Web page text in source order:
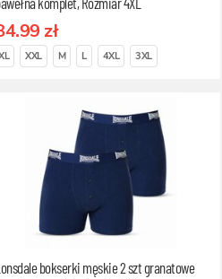
zł
XXL M L 4XL 3XL
bokserki męskie 2 szt granatowe